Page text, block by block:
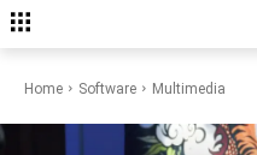
Home Software Multimedia